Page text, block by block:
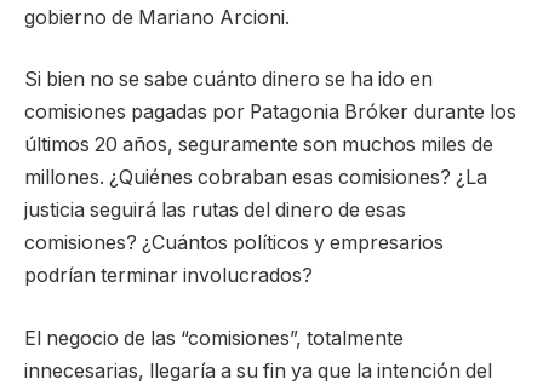
gobierno de Mariano Arcioni.
Si bien no se sabe cuánto dinero se ha ido en
comisiones pagadas por Patagonia Bróker durante los
últimos 20 años, seguramente son muchos miles de
millones. ¿Quiénes cobraban esas comisiones? ¿La
justicia seguirá las rutas del dinero de esas
comisiones? ¿Cuántos políticos y empresarios
podrían terminar involucrados?
El negocio de las “comisiones”, totalmente
innecesarias, llegaría a su fin ya que la intención del